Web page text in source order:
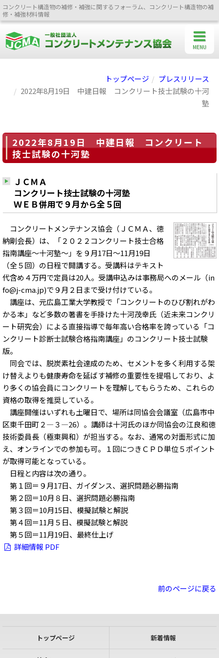
コンクリート構造物の補修・補強に関するフォーラム、コンクリート構造物の補
修・補強材料情報
トップページ
プレスリリース
2022年8月19日 中建日報 コンクリート技士試験の十河
塾
2022年8月19日 中建日報 コンクリート
技士試験の十河塾
ＪＣＭＡ
コンクリート技士試験の十河塾
ＷＥＢ併用で９月から全５回
コンクリートメンテナンス協会（ＪＣＭＡ、徳
納剛会長）は、「２０２２コンクリート技士合格
指南講座～十河塾～」を９月17日～11月19日
（全５回）の日程で開講する。受講料はテキスト
代含め４万円で定員は20人。受講申込みは事務局へのメール（in
fo@j-cma.jp)で９月２日まで受け付けている。
講座は、元広島工業大学教授で「コンクリートのひび割れがわ
かる本」など多数の著書を手掛けた十河茂幸氏（近未来コンクリ
ート研究会）による直接指導で毎年高い合格率を誇っている「コ
ンクリート診断士試験合格指南講座」のコンクリート技士試験
版。
同会では、脱炭素社会達成のため、セメントを多く利用する架
け替えよりも健康寿命を延ばす補修の重要性を提唱しており、よ
り多くの協会員にコンクリートを理解してもらうため、これらの
資格の取得を推奨している。
講座開催はいずれも土曜日で、場所は同協会会議室（広島市中
区東千田町２―３―26）。講師は十河氏のほか同協会の江良和徳
技術委員長（極東興和）が担当する。なお、通常の対面形式に加
え、オンラインでの参加も可。１回につきＣＰＤ単位５ポイント
が取得可能となっている。
日程と内容は次の通り。
第１回＝９月17日、ガイダンス、選択問題必勝指南
第２回＝10月８日、選択問題必勝指南
第３回＝10月15日、模擬試験と解説
第４回＝11月５日、模擬試験と解説
第５回＝11月19日、最終仕上げ
詳細情報 PDF
前のページに戻る
トップページ 新着情報
MENU